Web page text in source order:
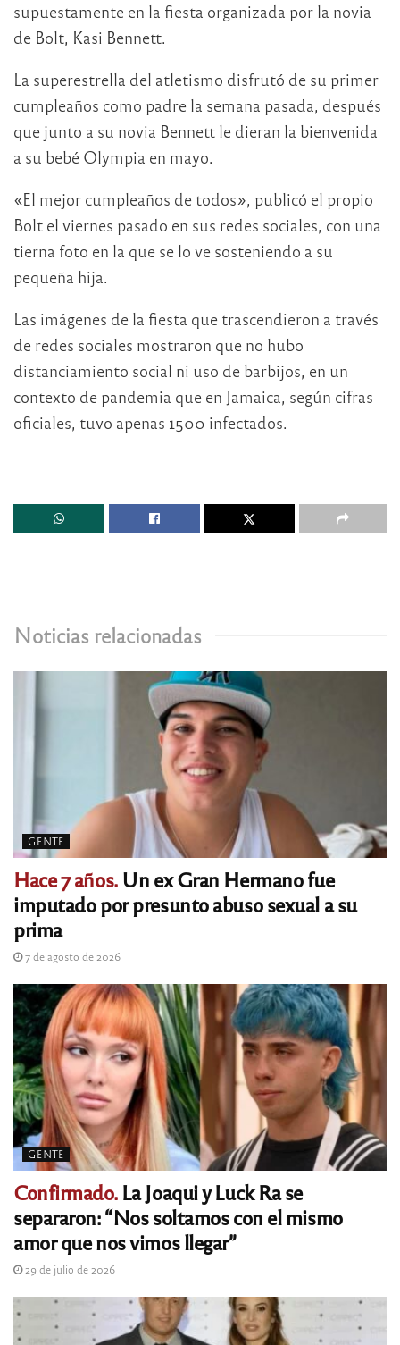
supuestamente en la fiesta organizada por la novia
de Bolt, Kasi Bennett.
La superestrella del atletismo disfrutó de su primer
cumpleaños como padre la semana pasada, después
que junto a su novia Bennett le dieran la bienvenida
a su bebé Olympia en mayo.
«El mejor cumpleaños de todos», publicó el propio
Bolt el viernes pasado en sus redes sociales, con una
tierna foto en la que se lo ve sosteniendo a su
pequeña hija.
Las imágenes de la fiesta que trascendieron a través
de redes sociales mostraron que no hubo
distanciamiento social ni uso de barbijos, en un
contexto de pandemia que en Jamaica, según cifras
oficiales, tuvo apenas 1500 infectados.
Noticias relacionadas
GENTE
Hace 7 años.Un ex Gran Hermano fue
imputado por presunto abuso sexual a su
prima
7 de agosto de 2026
GENTE
Confirmado.La Joaqui y Luck Ra se
separaron: “Nos soltamos con el mismo
amor que nos vimos llegar”
29 de julio de 2026